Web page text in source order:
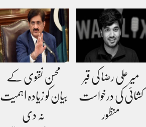
میر علی رضا کی قبر
کشائی کی درخواست
منظور
محسن نقوی کے
بیان کو زیادہ اہمیت
نہ دی